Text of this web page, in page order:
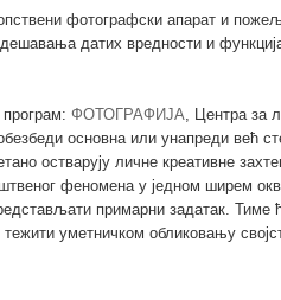
фотографски апарат и
датих вредности и
ФОТОГРАФИЈА , Центра за
основна или унапреди већ
остварују личне креативне
феномена у једном ширем
примарни задатак. Тиме
тежити уметничком обликовању